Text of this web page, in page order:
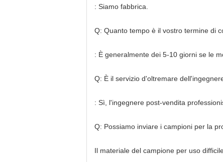
: Siamo fabbrica.
Q: Quanto tempo è il vostro termine di
: È generalmente dei 5-10 giorni se le
Q: È il servizio d'oltremare
: Sì, l'ingegnere post-vendita
Q: Possiamo inviare i campioni per la
Il materiale del campione per uso